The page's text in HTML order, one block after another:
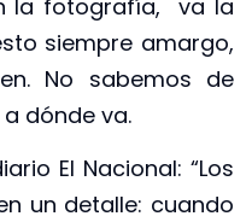
la fotografía, va la
siempre amargo,
No sabemos de
dónde va.
El Nacional: “Los
un detalle: cuando